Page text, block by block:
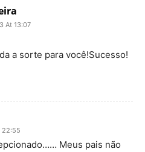
At 13:07
a sorte para você!Sucesso!
22:55
Meus pais não